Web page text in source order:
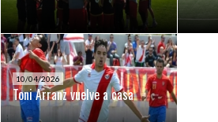
10/04/2026
Toni Arranz vuelve a casa